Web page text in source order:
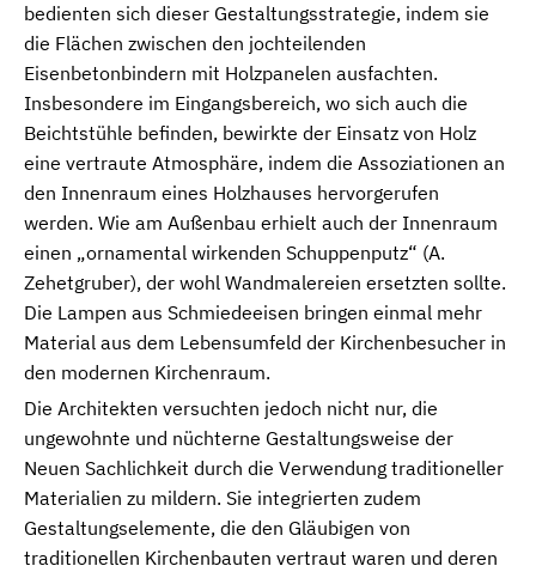
bedienten sich dieser Gestaltungsstrategie, indem sie
die Flächen zwischen den jochteilenden
Eisenbetonbindern mit Holzpanelen ausfachten.
Insbesondere im Eingangsbereich, wo sich auch die
Beichtstühle befinden, bewirkte der Einsatz von Holz
eine vertraute Atmosphäre, indem die Assoziationen an
den Innenraum eines Holzhauses hervorgerufen
werden. Wie am Außenbau erhielt auch der Innenraum
einen „ornamental wirkenden Schuppenputz“ (A.
Zehetgruber), der wohl Wandmalereien ersetzten sollte.
Die Lampen aus Schmiedeeisen bringen einmal mehr
Material aus dem Lebensumfeld der Kirchenbesucher in
den modernen Kirchenraum.
Die Architekten versuchten jedoch nicht nur, die
ungewohnte und nüchterne Gestaltungsweise der
Neuen Sachlichkeit durch die Verwendung traditioneller
Materialien zu mildern. Sie integrierten zudem
Gestaltungselemente, die den Gläubigen von
traditionellen Kirchenbauten vertraut waren und deren